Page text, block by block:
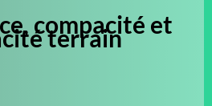
compacité et
terrain